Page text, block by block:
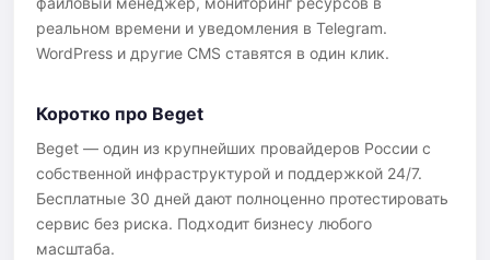
реальном времени и уведомления в Telegram.
WordPress и другие CMS ставятся в один клик.
Коротко про Beget
Beget — один из крупнейших провайдеров России с
собственной инфраструктурой и поддержкой 24/7.
Бесплатные 30 дней дают полноценно протестировать
сервис без риска. Подходит бизнесу любого
масштаба.